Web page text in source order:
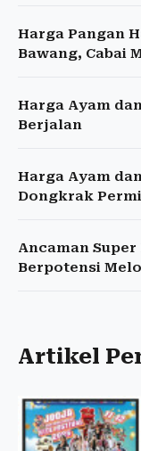
Harga Pangan
Bawang, Cabai
Harga Ayam
Berjalan
Harga Ayam
Dongkrak
Ancaman
Berpotensi
Artikel